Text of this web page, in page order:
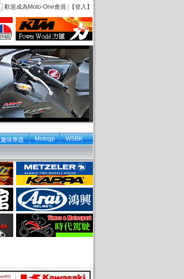
歡迎成為Moto-One會員 【登入】
趣味專題 Motogp WSBK